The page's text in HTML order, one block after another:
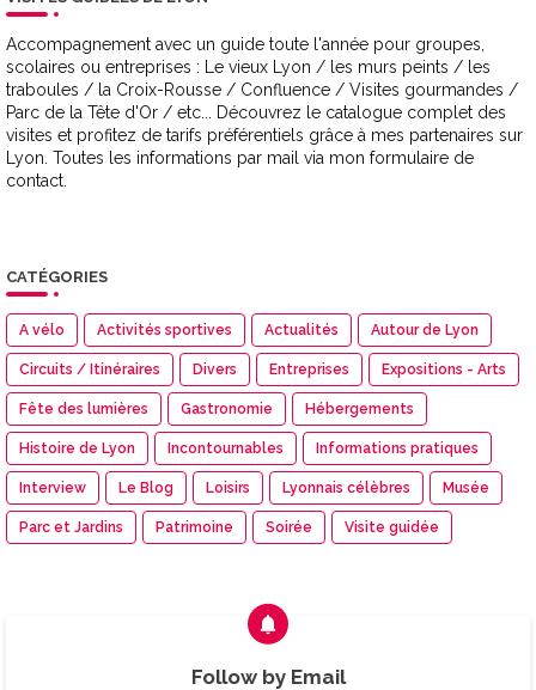
Accompagnement avec un guide toute l'année pour groupes,
scolaires ou entreprises : Le vieux Lyon / les murs peints / les
traboules / la Croix-Rousse / Confluence / Visites gourmandes /
Parc de la Tête d'Or / etc... Découvrez le catalogue complet des
visites et profitez de tarifs préférentiels grâce à mes partenaires sur
Lyon. Toutes les informations par mail via mon formulaire de
contact.
CATÉGORIES
A vélo Activités sportives Actualités Autour de Lyon
Circuits / Itinéraires Divers Entreprises Expositions - Arts
Fête des lumières Gastronomie Hébergements
Histoire de Lyon Incontournables Informations pratiques
Interview Le Blog Loisirs Lyonnais célèbres Musée
Parc et Jardins Patrimoine Soirée Visite guidée
Follow by Email